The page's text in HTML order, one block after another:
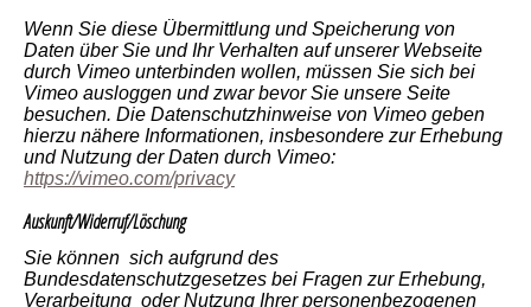
Wenn Sie diese Übermittlung und Speicherung von
Daten über Sie und Ihr Verhalten auf unserer Webseite
durch Vimeo unterbinden wollen, müssen Sie sich bei
Vimeo ausloggen und zwar bevor Sie unsere Seite
besuchen. Die Datenschutzhinweise von Vimeo geben
hierzu nähere Informationen, insbesondere zur Erhebung
und Nutzung der Daten durch Vimeo:
https://vimeo.com/privacy
Auskunft/Widerruf/Löschung
Sie können sich aufgrund des
Bundesdatenschutzgesetzes bei Fragen zur Erhebung,
Verarbeitung oder Nutzung Ihrer personenbezogenen